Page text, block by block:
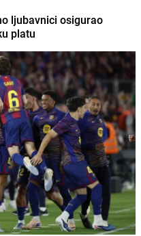
ljubavnici osigurao
platu